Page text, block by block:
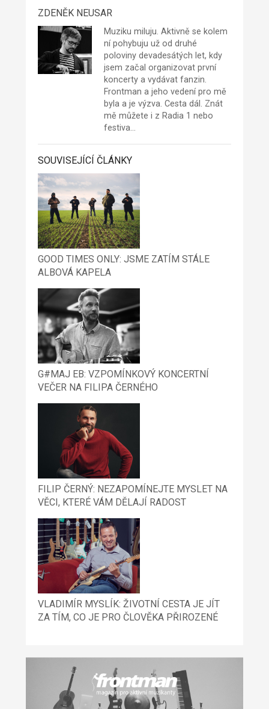
ZDENĚK NEUSAR
Muziku miluju. Aktivně se kolem
ní pohybuju už od druhé
poloviny devadesátých let, kdy
jsem začal organizovat první
koncerty a vydávat fanzin.
Frontman a jeho vedení pro mě
byla a je výzva. Cesta dál. Znát
mě můžete i z Radia 1 nebo
festiva…
SOUVISEJÍCÍ ČLÁNKY
GOOD TIMES ONLY: JSME ZATÍM STÁLE
ALBOVÁ KAPELA
G#MAJ EB: VZPOMÍNKOVÝ KONCERTNÍ
VEČER NA FILIPA ČERNÉHO
FILIP ČERNÝ: NEZAPOMÍNEJTE MYSLET NA
VĚCI, KTERÉ VÁM DĚLAJÍ RADOST
VLADIMÍR MYSLÍK: ŽIVOTNÍ CESTA JE JÍT
ZA TÍM, CO JE PRO ČLOVĚKA PŘIROZENÉ